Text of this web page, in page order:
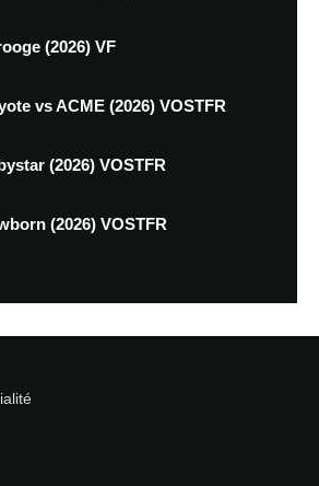
(2026) VF
vs ACME (2026) VOSTFR
(2026) VOSTFR
(2026) VOSTFR